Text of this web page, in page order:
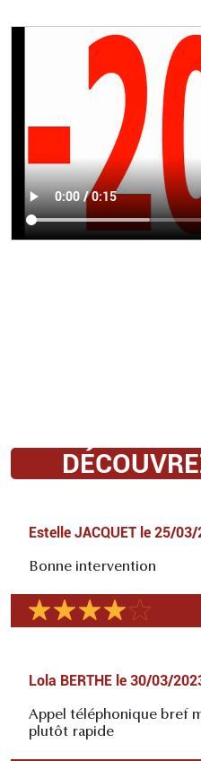
Estelle JACQUET le 25/03/
Bonne intervention
Lola BERTHE le 30/03/
Appel téléphonique bref
plutôt rapide